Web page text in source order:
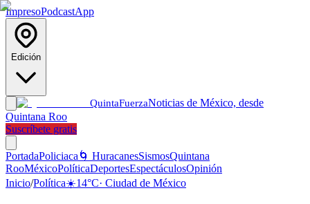
ImpresoPodcastApp
Edición
QuintaFuerzaNoticias de México, desde
Quintana Roo
Suscríbete gratis
PortadaPoliciaca 🌀 HuracanesSismosQuintana
RooMéxicoPolíticaDeportesEspectáculosOpinión
Inicio/Política☀️14°C· Ciudad de México